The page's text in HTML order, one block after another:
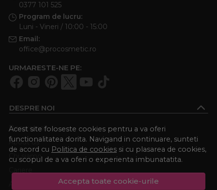
Acest site foloseste cookies pentru a va oferi
functionalitatea dorita. Navigand in continuare, sunteti
de acord cu Politica de cookies si cu plasarea de cookies,
cu scopul de a va oferi o experienta imbunatatita.
Accepta toate cookie-urile
0377 101 525
Program de lucru:
Luni - Vineri / 10:00 - 15:00
Email:
office@procosmetic.ro
URMARESTE-NE PE:
DESPRE NOI
Despre noi
About us
Chi siamo
Academia Procosmetic